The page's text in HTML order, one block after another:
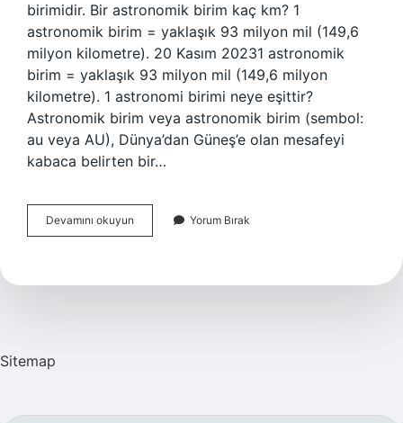
birimidir. Bir astronomik birim kaç km? 1
astronomik birim = yaklaşık 93 milyon mil (149,6
milyon kilometre). 20 Kasım 20231 astronomik
birim = yaklaşık 93 milyon mil (149,6 milyon
kilometre). 1 astronomi birimi neye eşittir?
Astronomik birim veya astronomik birim (sembol:
au veya AU), Dünya’dan Güneş’e olan mesafeyi
kabaca belirten bir…
Devamını okuyun
Astronomik
Km
Yorum Bırak
Sitemap